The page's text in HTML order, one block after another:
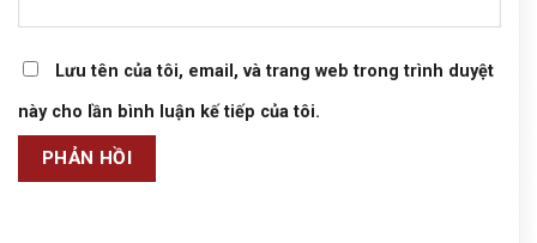
Lưu tên của tôi, email, và trang web trong trình duyệt
này cho lần bình luận kế tiếp của tôi.